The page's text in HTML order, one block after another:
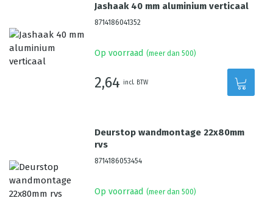
Jashaak 40 mm aluminium verticaal
8714186041352
Op voorraad (meer dan 500)
2,64 incl. BTW
Deurstop wandmontage 22x80mm
rvs
8714186053454
Op voorraad (meer dan 500)